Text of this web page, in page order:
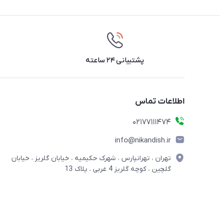
پشتیبانی ۲۴ ساعته
اطلاعات تماس
02177111474
info@nikandish.ir
تهران ، تهرانپارس ، شهرک حکیمیه ، خیابان گلریز ، خیابان
گلچین ، کوچه گلریز 4 غربی ، پلاک 13